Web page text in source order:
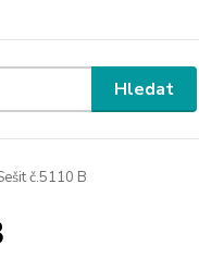
Hledat
č.5110 B